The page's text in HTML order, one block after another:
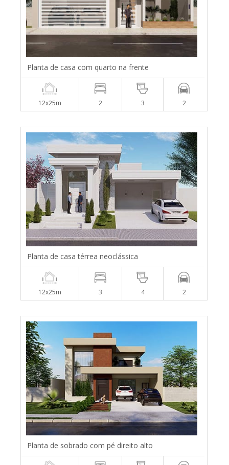
Planta de casa com quarto na frente
12x25m 2 3 2
Planta de casa térrea neoclássica
12x25m 3 4 2
Planta de sobrado com pé direito alto